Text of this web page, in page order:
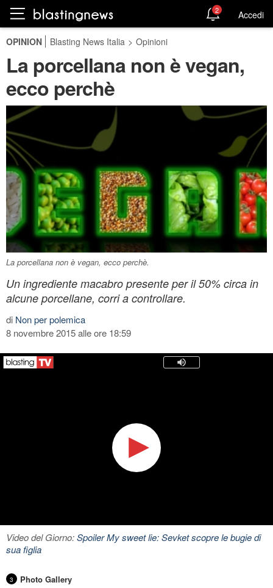
2 Accedi
OPINION Blasting News Italia > Opinioni
La porcellana non è vegan,
ecco perchè
La porcellana non è vegan, ecco perchè.
Un ingrediente macabro presente per il 50% circa in
alcune porcellane, corri a controllare.
di Non per polemica
8 novembre 2015 alle ore 18:59
Video del Giorno:Spoiler My sweet lie: Sevket scopre le bugie di
sua figlia
3 Photo Gallery